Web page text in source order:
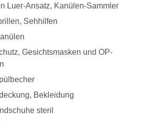
Luer-Ansatz, Kanülen-Sammler
Sehhilfen
Gesichtsmasken und OP-
Bekleidung
steril